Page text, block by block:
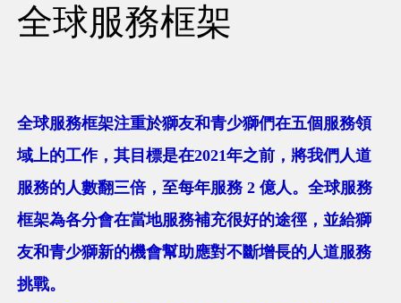
全球服務框架
全球服務框架注重於獅友和青少獅們在五個服務領
域上的工作，其目標是在2021年之前，將我們人道
服務的人數翻三倍，至每年服務 2 億人。全球服務
框架為各分會在當地服務補充很好的途徑，並給獅
友和青少獅新的機會幫助應對不斷增長的人道服務
挑戰。